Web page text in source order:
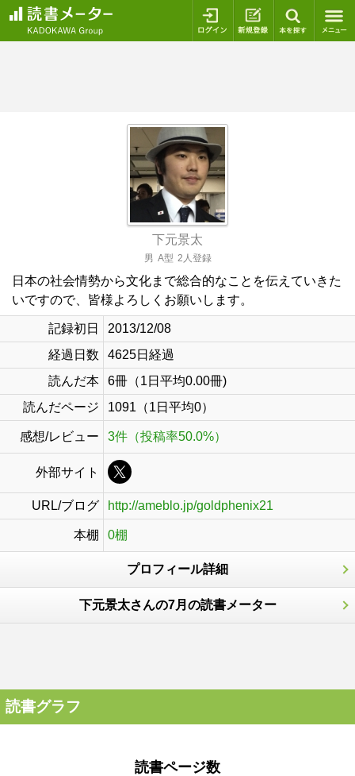
ログイン 新規登録
下元景太
男 A型 2人登録
日本の社会情勢から文化まで総合的なことを伝えていきた
いですので、皆様よろしくお願いします。
記録初日
2013/12/08
経過日数
4625日経過
読んだ本
6冊（1日平均0.00冊)
読んだページ
1091（1日平均0）
感想/レビュー 3件（投稿率50.0%）
外部サイト
URL/ブログ http://ameblo.jp/goldphenix21
本棚 0棚
プロフィール詳細
下元景太さんの7月の読書メーター
読書グラフ
読書ページ数